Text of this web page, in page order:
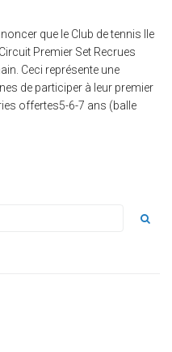
que le Club de tennis Ile
Premier Set Recrues
Ceci représente une
de participer à leur premier
offertes5-6-7 ans (balle